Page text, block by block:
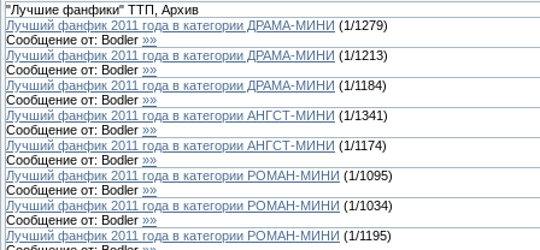
"Лучшие фанфики" ТТП, Архив
Лучший фанфик 2011 года в категории ДРАМА-МИНИ (1/1279)
Сообщение от: Bodler »»
Лучший фанфик 2011 года в категории ДРАМА-МИНИ (1/1213)
Сообщение от: Bodler »»
Лучший фанфик 2011 года в категории ДРАМА-МИНИ (1/1184)
Сообщение от: Bodler »»
Лучший фанфик 2011 года в категории АНГСТ-МИНИ (1/1341)
Сообщение от: Bodler »»
Лучший фанфик 2011 года в категории АНГСТ-МИНИ (1/1174)
Сообщение от: Bodler »»
Лучший фанфик 2011 года в категории РОМАН-МИНИ (1/1095)
Сообщение от: Bodler »»
Лучший фанфик 2011 года в категории РОМАН-МИНИ (1/1034)
Сообщение от: Bodler »»
Лучший фанфик 2011 года в категории РОМАН-МИНИ (1/1195)